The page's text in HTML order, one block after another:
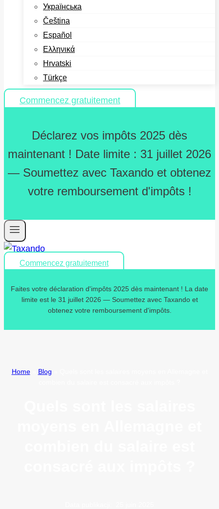
Українська
Čeština
Español
Ελληνικά
Hrvatski
Türkçe
Commencez gratuitement
Déclarez vos impôts 2025 dès
maintenant ! Date limite : 31 juillet 2026
— Soumettez avec Taxando et obtenez
votre remboursement d'impôts !
Commencez gratuitement
Faites votre déclaration d'impôts 2025 dès maintenant ! La date
limite est le 31 juillet 2026 — Soumettez avec Taxando et
obtenez votre remboursement d'impôts.
Home» Blog